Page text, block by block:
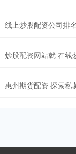
线上炒股配资公司排
炒股配资网站就 在线
惠州期货配资 探索私